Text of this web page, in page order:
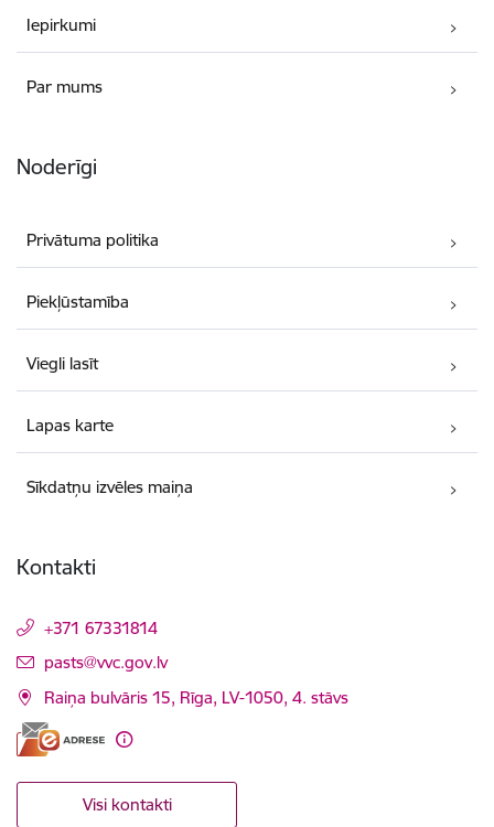
Iepirkumi
Par mums
Noderīgi
Privātuma politika
Piekļūstamība
Viegli lasīt
Lapas karte
Sīkdatņu izvēles maiņa
Kontakti
+371 67331814
E-pasts:
pasts@vvc.gov.lv
Raiņa bulvāris 15, Rīga, LV-1050, 4. stāvs
Visi kontakti